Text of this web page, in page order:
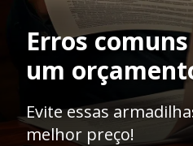
Erros
um
Evite essas
melhor preço!